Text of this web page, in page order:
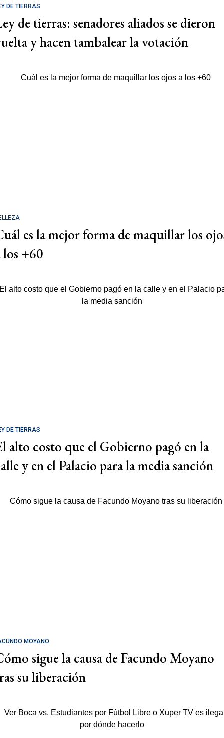
DE TIERRAS
de tierras: senadores aliados se dieron
y hacen tambalear la votación
es la mejor forma de maquillar los
los +60
DE TIERRAS
alto costo que el Gobierno pagó en la
y en el Palacio para la media sanción
MOYANO
sigue la causa de Facundo Moyano
su liberación